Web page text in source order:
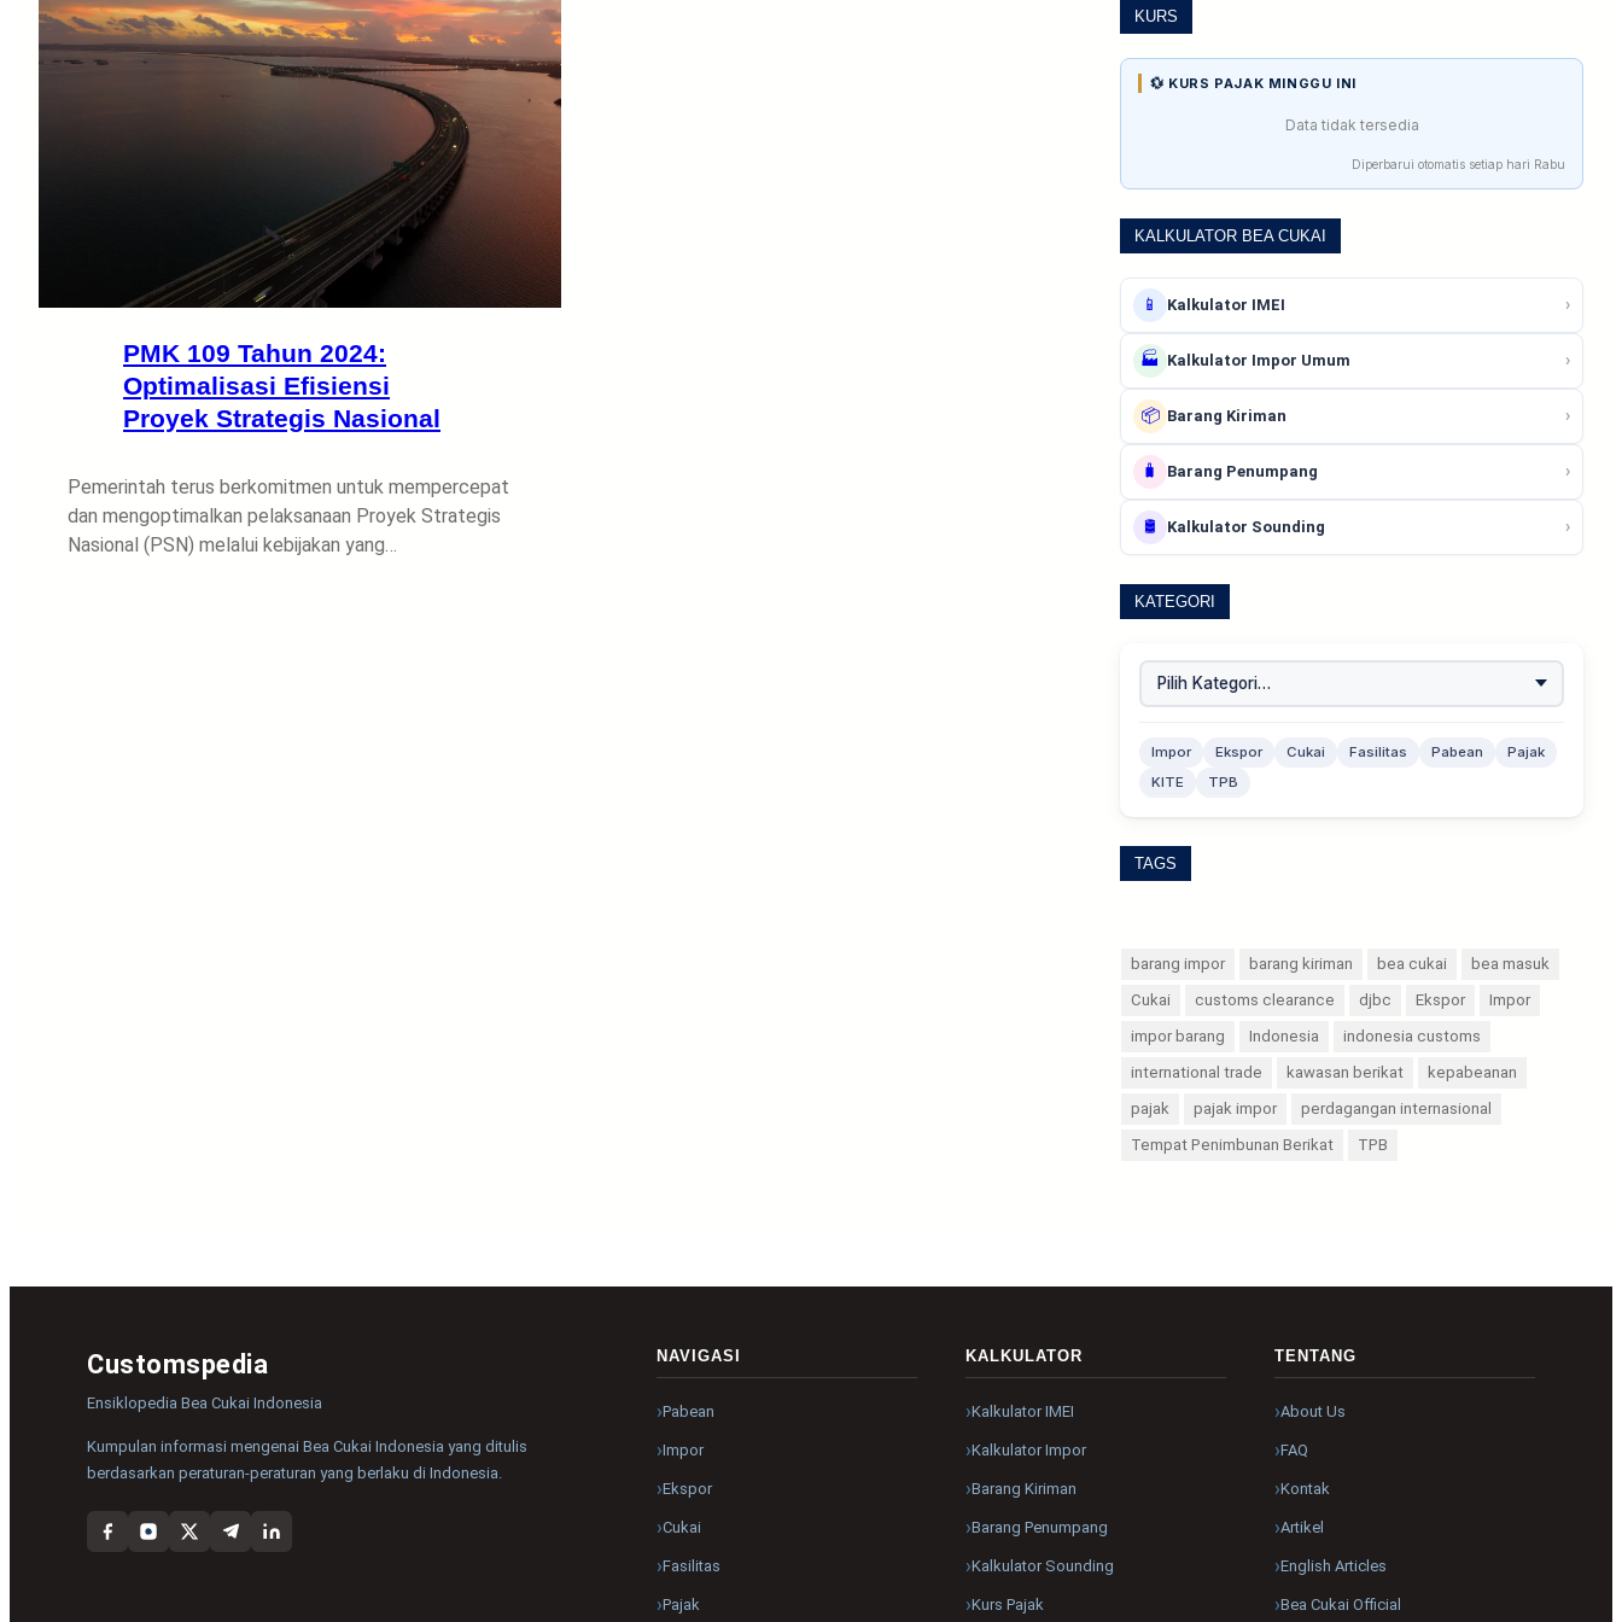
PMK 109 Tahun 2024:
Optimalisasi Efisiensi
Proyek Strategis Nasional
Pemerintah terus berkomitmen untuk mempercepat
dan mengoptimalkan pelaksanaan Proyek Strategis
Nasional (PSN) melalui kebijakan yang…
KURS
💱 KURS PAJAK MINGGU INI
Data tidak tersedia
Diperbarui otomatis setiap hari Rabu
KALKULATOR BEA CUKAI
📱 Kalkulator IMEI ›
🏭 Kalkulator Impor Umum ›
📦 Barang Kiriman ›
🧳 Barang Penumpang ›
🛢️ Kalkulator Sounding ›
KATEGORI
Impor Ekspor Cukai Fasilitas Pabean
Pajak
KITE
TPB
TAGS
barang impor barang kiriman bea cukai
bea masuk
Cukai
customs clearance djbc Ekspor
Impor
impor barang
Indonesia
indonesia customs
international trade
kawasan berikat
kepabeanan
pajak
pajak impor
perdagangan internasional
Tempat Penimbunan Berikat
TPB
Customspedia
Ensiklopedia Bea Cukai Indonesia
Kumpulan informasi mengenai Bea Cukai Indonesia yang ditulis
berdasarkan peraturan-peraturan yang berlaku di Indonesia.
NAVIGASI
Pabean
Impor
Ekspor
Cukai
Fasilitas
Pajak
KALKULATOR
Kalkulator IMEI
Kalkulator Impor
Barang Kiriman
Barang Penumpang
Kalkulator Sounding
Kurs Pajak
TENTANG
About Us
FAQ
Kontak
Artikel
English Articles
Bea Cukai Official